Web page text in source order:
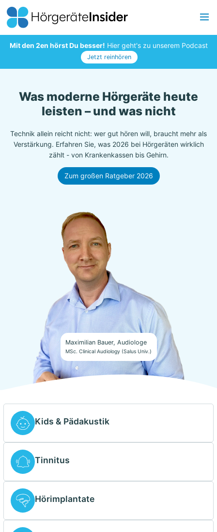
Mit den 2en hörst Du besser! Hier geht's zu unserem Podcast
Jetzt reinhören
Maximilian Bauer, Audiologe
MSc. Clinical Audiology (Salus Univ.)
Was moderne Hörgeräte heute
leisten – und was nicht
Technik allein reicht nicht: wer gut hören will, braucht mehr als
Verstärkung. Erfahren Sie, was 2026 bei Hörgeräten wirklich
zählt - von Krankenkassen bis Gehirn.
Zum großen Ratgeber 2026
Kids & Pädakustik
Tinnitus
Hörimplantate